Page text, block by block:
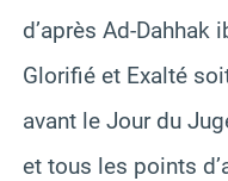
d’après Ad-Dahhak
Glorifié et Exalté
avant le Jour du
et tous les points